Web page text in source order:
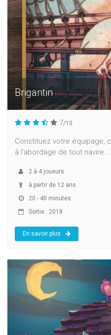
Brigantin
7/10
Constituez votre équipage,
à l'abordage de tout navire...
2 à 4 joueurs
à partir de 12 ans
20 - 40 minutes
Sortie : 2018
En savoir plus